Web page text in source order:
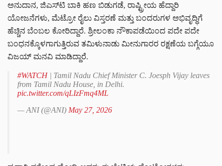
ಅನುದಾನ, ಜಿಎಸ್‌ಟಿ ಬಾಕಿ ಹಣ ಬಿಡುಗಡೆ, ರಾಷ್ಟ್ರೀಯ ಹೆದ್ದಾರಿ
ಯೋಜನೆಗಳು, ಮೆಟ್ರೋ ರೈಲು ವಿಸ್ತರಣೆ ಮತ್ತು ಬಂದರುಗಳ ಅಭಿವೃದ್ಧಿಗೆ
ಹೆಚ್ಚಿನ ಬೆಂಬಲ ಕೋರಿದ್ದಾರೆ. ಶ್ರೀಲಂಕಾ ನೌಕಾಪಡೆಯಿಂದ ಪದೇ ಪದೇ
ಬಂಧನಕ್ಕೊಳಗಾಗುತ್ತಿರುವ ತಮಿಳುನಾಡು ಮೀನುಗಾರರ ರಕ್ಷಣೆಯ ಬಗ್ಗೆಯೂ
ವಿಜಯ್ ಮನವಿ ಮಾಡಿದ್ದಾರೆ.
#WATCH| Tamil Nadu Chief Minister C. Joesph Vijay leaves
from Tamil Nadu House, in Delhi.
pic.twitter.com/qLIzFmq4ML
— ANI (@ANI) May 27, 2026